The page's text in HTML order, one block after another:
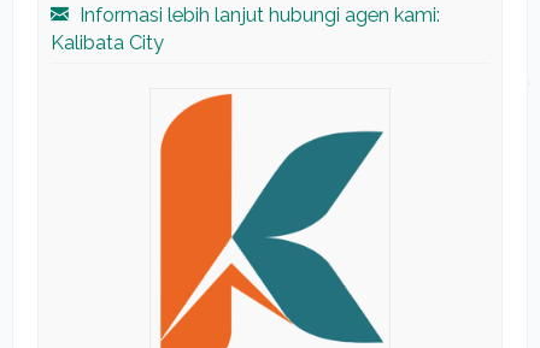
Informasi lebih lanjut hubungi agen kami:
Kalibata City